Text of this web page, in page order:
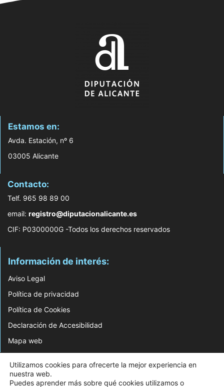
Estamos en:
Avda. Estación, nº 6
03005 Alicante
Contacto:
Telf. 965 98 89 00
email: registro@diputacionalicante.es
CIF: P0300000G -Todos los derechos reservados
Información de interés:
Aviso Legal
Política de privacidad
Política de Cookies
Declaración de Accesibilidad
Mapa web
© 2026 Web Desarrollada por el Servicio de Informática de Diputación de
Utilizamos cookies para ofrecerte la mejor experiencia en
nuestra web.
Puedes aprender más sobre qué cookies utilizamos o